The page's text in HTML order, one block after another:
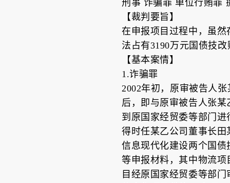
刑事 诈骗罪 单位行贿罪
【裁判要旨】
在申报项目过程中，虽
法占有3190万元国债技
【基本案情】
1.诈骗罪
2002年初，原审被告人
后，即与原审被告人张
到原国家经贸委等部门
得时任某乙公司董事长
信息现代化建设两个国
等申报材料，其中物流
目经原国家经贸委等部